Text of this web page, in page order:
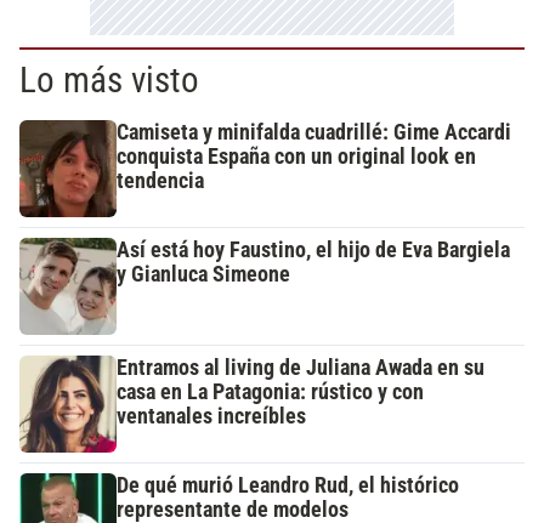
Lo más visto
Camiseta y minifalda cuadrillé: Gime Accardi
conquista España con un original look en
tendencia
Así está hoy Faustino, el hijo de Eva Bargiela
y Gianluca Simeone
Entramos al living de Juliana Awada en su
casa en La Patagonia: rústico y con
ventanales increíbles
De qué murió Leandro Rud, el histórico
representante de modelos